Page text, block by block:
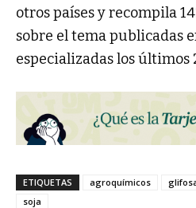
otros países y recompila
sobre el tema publicadas
especializadas los últimos
ETIQUETAS agroquímicos
soja